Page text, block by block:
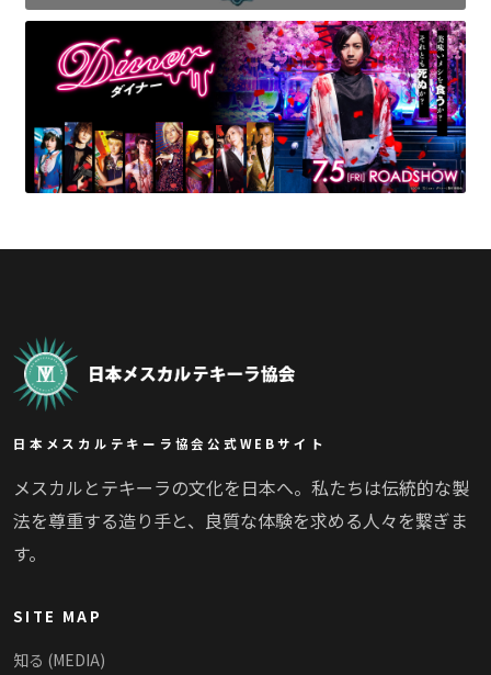
日本メスカルテキーラ協会公式WEBサイト
メスカルとテキーラの文化を日本へ。私たちは伝統的な製
法を尊重する造り手と、良質な体験を求める人々を繋ぎま
す。
SITE MAP
知る (MEDIA)